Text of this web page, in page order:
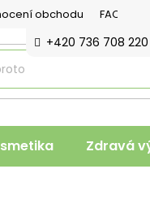
obchodu FAQ
+420 736 708 220
Zdravá